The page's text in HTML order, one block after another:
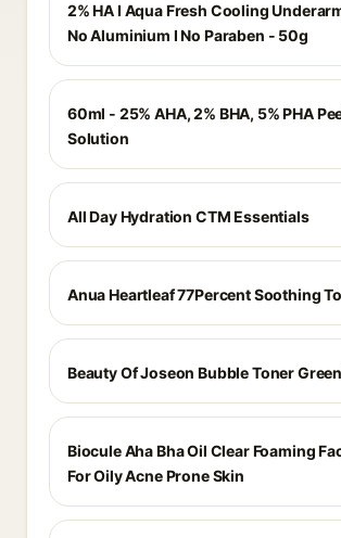
2% HA I Aqua Fresh Cooling
No Aluminium I No Paraben - 50g
60ml - 25% AHA, 2% BHA, 5% PHA
Solution
All Day Hydration CTM Essentials
Anua Heartleaf 77Percent Soothing
Beauty Of Joseon Bubble Toner
Biocule Aha Bha Oil Clear Foaming
For Oily Acne Prone Skin